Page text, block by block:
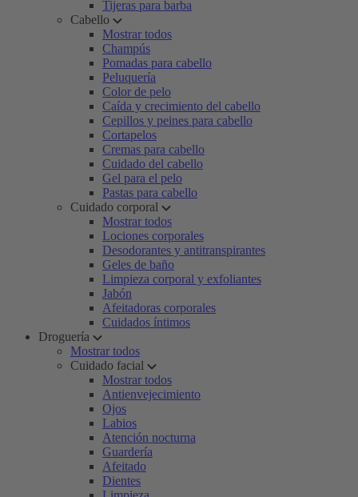
Tijeras para barba
Cabello
Mostrar todos
Champús
Pomadas para cabello
Peluquería
Color de pelo
Caída y crecimiento del cabello
Cepillos y peines para cabello
Cortapelos
Cremas para cabello
Cuidado del cabello
Gel para el pelo
Pastas para cabello
Cuidado corporal
Mostrar todos
Lociones corporales
Desodorantes y antitranspirantes
Geles de baño
Limpieza corporal y exfoliantes
Jabón
Afeitadoras corporales
Cuidados íntimos
Droguería
Mostrar todos
Cuidado facial
Mostrar todos
Antienvejecimiento
Ojos
Labios
Atención nocturna
Guardería
Afeitado
Dientes